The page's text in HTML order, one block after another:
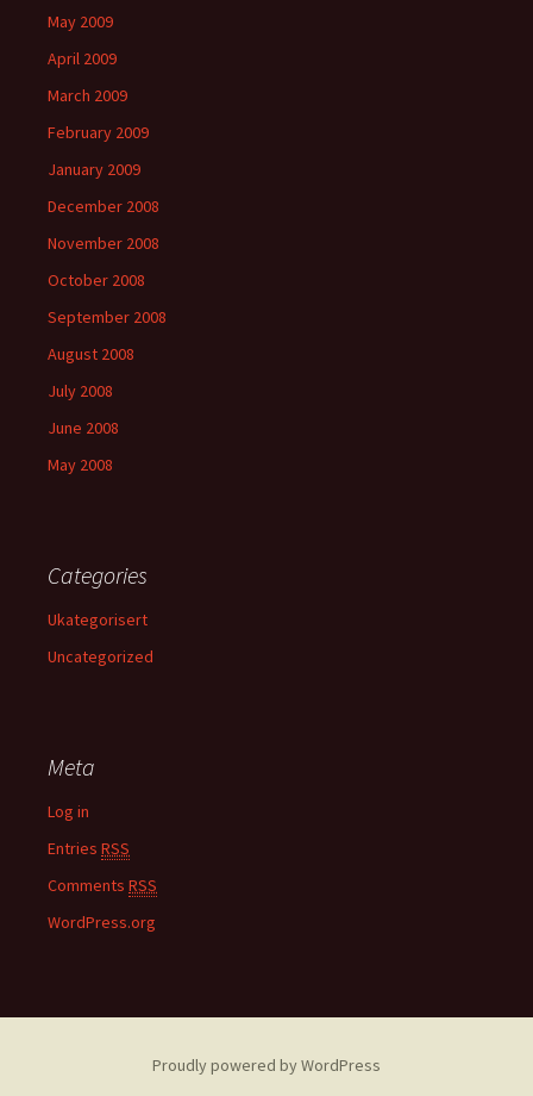
May 2009
April 2009
March 2009
February 2009
January 2009
December 2008
November 2008
October 2008
September 2008
August 2008
July 2008
June 2008
May 2008
Categories
Ukategorisert
Uncategorized
Meta
Log in
Entries RSS
Comments RSS
WordPress.org
Proudly powered by WordPress